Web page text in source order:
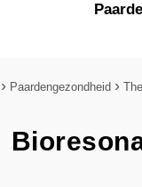
Paardengezondheid